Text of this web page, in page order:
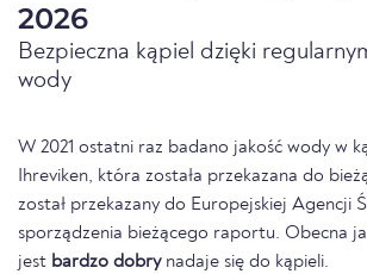
2026
Bezpieczna kąpiel dzięki
wody
W 2021 ostatni raz badano jakość wody w
Ihreviken, która została przekazana do
został przekazany do Europejskiej Agencji
sporządzenia bieżącego raportu. Obecna
jest bardzo dobrynadaje się do kąpieli.